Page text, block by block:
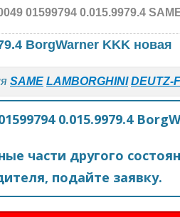
0.015.9979.4 SAME,
BorgWarner KKK новая
SAME LAMBORGHINI DEUTZ-
0.015.9979.4
части другого
подайте заявку.